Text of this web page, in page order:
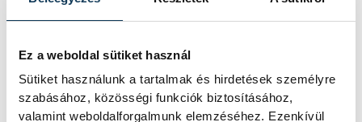
Ez a weboldal sütiket használ
Sütiket használunk a tartalmak és hirdetések személyre
szabásához, közösségi funkciók biztosításához,
valamint weboldalforgalmunk elemzéséhez. Ezenkívül